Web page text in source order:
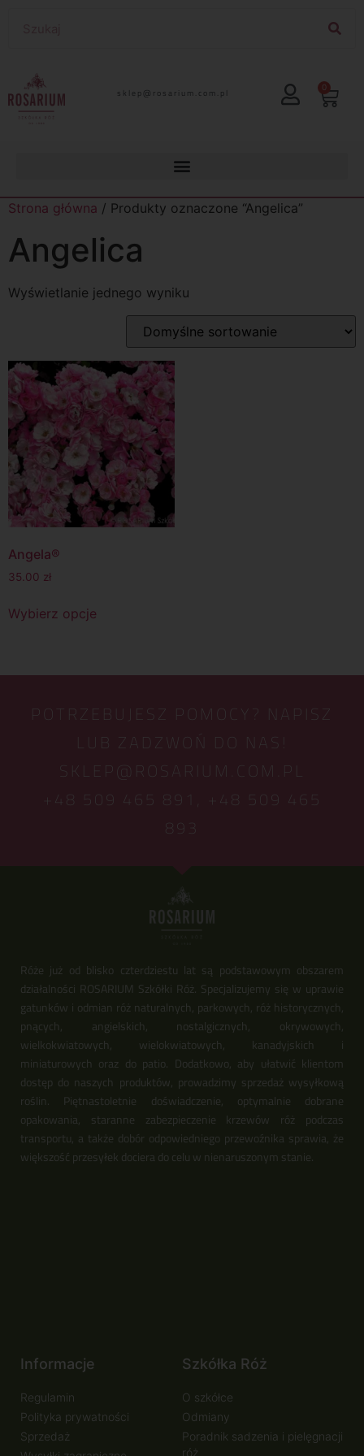
lp.moc.muirasor@pelks 0
Strona główna / Produkty oznaczone “Angelica”
Angelica
Wyświetlanie jednego wyniku
Angela®
35.00 zł
Wybierz opcje
POTRZEBUJESZ POMOCY? NAPISZ
LUB ZADZWOŃ DO NAS!
SKLEP@ROSARIUM.COM.PL
+48 509 465 891,
+48 509 465
893
Róże już od blisko czterdziestu lat są podstawowym obszarem
działalności ROSARIUM Szkółki Róż. Specjalizujemy się w uprawie
gatunków i odmian róż naturalnych, parkowych, róż historycznych,
pnących, angielskich, nostalgicznych, okrywowych,
wielkokwiatowych, wielokwiatowych, kanadyjskich i
miniaturowych oraz do patio. Dodatkowo, aby ułatwić klientom
dostęp do naszych produktów, prowadzimy sprzedaż wysyłkową
roślin. Piętnastoletnie doświadczenie, optymalnie dobrane
opakowania, staranne zabezpieczenie krzewów róż podczas
transportu, a także dobór odpowiedniego przewoźnika sprawia, że
większość przesyłek dociera do celu w nienaruszonym stanie.
Informacje
Regulamin
Polityka prywatności
Sprzedaż
Szkółka Róż
O szkółce
Odmiany
Poradnik sadzenia i pielęgnacji
róż